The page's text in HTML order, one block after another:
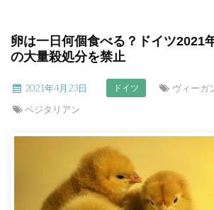
イツ
卵は一日何個食べる？ドイツ2021
の大量殺処分を禁止
2021年4月23日 ドイツ ヴィーガ
ベジタリアン